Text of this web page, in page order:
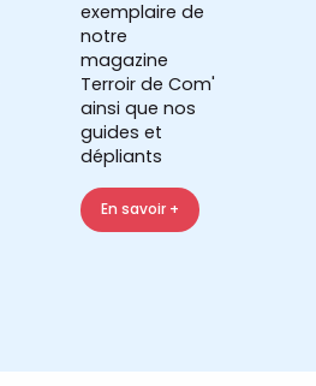
exemplaire de
notre
magazine
Terroir de Com'
ainsi que nos
guides et
dépliants
En savoir +